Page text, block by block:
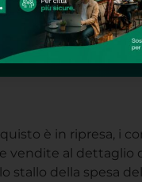
è in ripresa, i
vendite al dettaglio
stallo della spesa